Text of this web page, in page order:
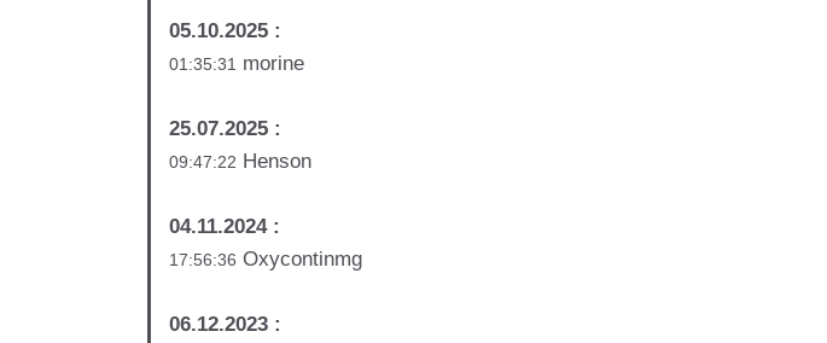
05.10.2025 :
01:35:31 morine
25.07.2025 :
09:47:22 Henson
04.11.2024 :
17:56:36 Oxycontinmg
06.12.2023 :